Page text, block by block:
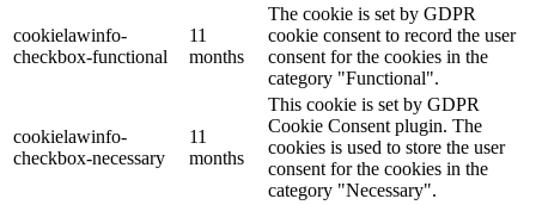
cookielawinfo-
checkbox-functional
11
months
The cookie is set by GDPR
cookie consent to record the user
consent for the cookies in the
category "Functional".
cookielawinfo-
checkbox-necessary
11
months
This cookie is set by GDPR
Cookie Consent plugin. The
cookies is used to store the user
consent for the cookies in the
category "Necessary".